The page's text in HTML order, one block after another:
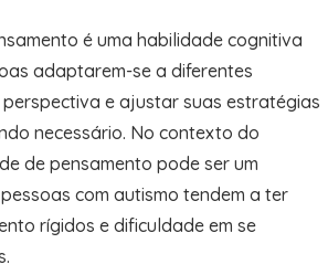
é uma habilidade cognitiva
adaptarem-se a diferentes
e ajustar suas estratégias
necessário. No contexto do
de pensamento pode ser um
com autismo tendem a ter
rígidos e dificuldade em se